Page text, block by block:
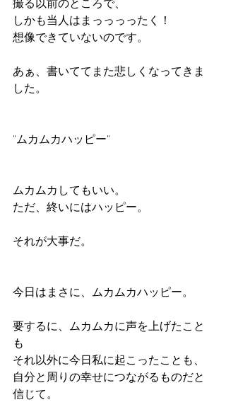
撮る以前のところで、
しかも当人はまっっっったく！
想像できていないのです。
あぁ、書いててまた悲しくなってきま
した。
"ムカムカハッピー"
ムカムカしてもいい。
ただ、終いにはハッピー。
それが大事だ。
今日はまさに、ムカムカハッピー。
要するに、ムカムカに声を上げたこと
も
それ以外に今日私に起こったことも、
自分と周りの幸せにつながるものだと
信じて。